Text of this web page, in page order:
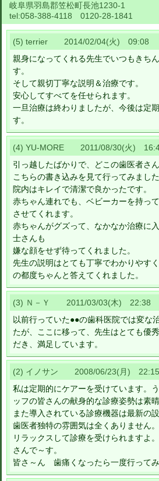
岐阜県羽島郡笠松町長池1230-1
tel:058-388-4118 0120-28-1841
(5) terrier 2014/02/04(火) 09:08
親身になってくれる先生でいつもきち
す。
そして親切丁寧な説明＆治療です。
安心してすべてを任せられます。
一旦治療は終わりましたが、今後は定
す。
(4) YU-MORE 2011/08/30(火)
引っ越したばかりで、どこの歯医者さ
こちらの書き込みを見て行ってみました
院内はキレイで清潔で良かったです。
赤ちゃん連れでも、ベビーカーを持っ
させてくれます。
赤ちゃんがグズって、なかなか治療に
士さんも
嫌な顔をせず待ってくれました。
先生の説明はとても丁寧でわかりやす
の都度ちゃんと答えてくれました。
(3) Ｎ－Ｙ 2011/03/03(木) 22:38
以前行っていた●●の歯科医院では変な
たが、ここに移って、先生はとても優
だき、満足しています。
(2) イノサン 2008/06/23(月) 22:15
私は定期的にケアーを受けています。
ッフの皆さんの献身的な診療姿勢は素
また導入されている診療機器は最新の
歯医者独特の雰囲気は全くありません
リラックスして診療を受けられますよ
さんで～す。
皆さ～ん 歯痛くなったら一度行ってみ